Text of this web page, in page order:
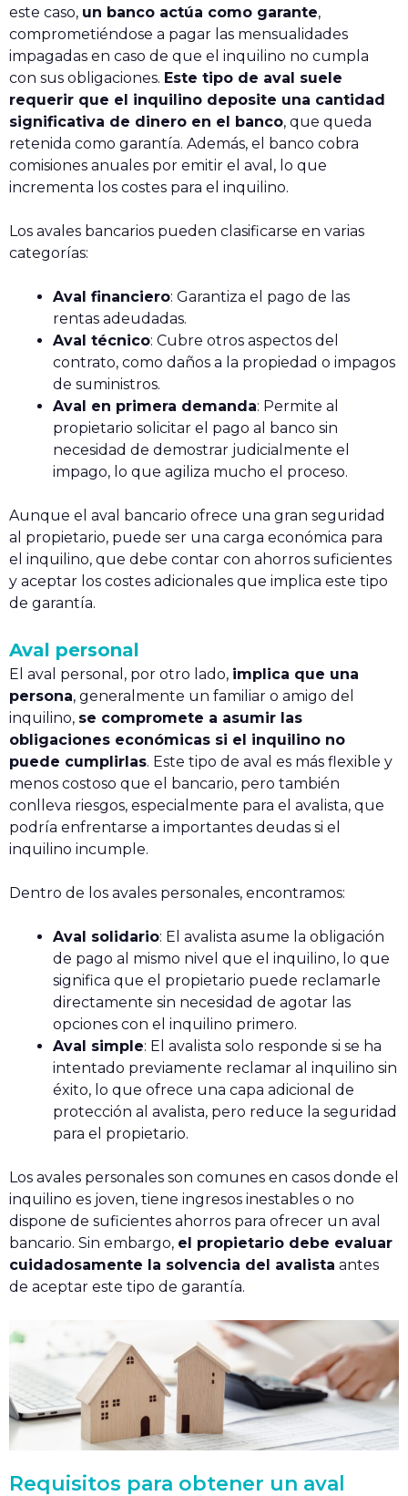
este caso, un banco actúa como garante,
comprometiéndose a pagar las mensualidades
impagadas en caso de que el inquilino no cumpla
con sus obligaciones. Este tipo de aval suele
requerir que el inquilino deposite una cantidad
significativa de dinero en el banco, que queda
retenida como garantía. Además, el banco cobra
comisiones anuales por emitir el aval, lo que
incrementa los costes para el inquilino.
Los avales bancarios pueden clasificarse en varias
categorías:
Aval financiero: Garantiza el pago de las
rentas adeudadas.
Aval técnico: Cubre otros aspectos del
contrato, como daños a la propiedad o impagos
de suministros.
Aval en primera demanda: Permite al
propietario solicitar el pago al banco sin
necesidad de demostrar judicialmente el
impago, lo que agiliza mucho el proceso.
Aunque el aval bancario ofrece una gran seguridad
al propietario, puede ser una carga económica para
el inquilino, que debe contar con ahorros suficientes
y aceptar los costes adicionales que implica este tipo
de garantía.
Aval personal
El aval personal, por otro lado, implica que una
persona, generalmente un familiar o amigo del
inquilino, se compromete a asumir las
obligaciones económicas si el inquilino no
puede cumplirlas. Este tipo de aval es más flexible y
menos costoso que el bancario, pero también
conlleva riesgos, especialmente para el avalista, que
podría enfrentarse a importantes deudas si el
inquilino incumple.
Dentro de los avales personales, encontramos:
Aval solidario: El avalista asume la obligación
de pago al mismo nivel que el inquilino, lo que
significa que el propietario puede reclamarle
directamente sin necesidad de agotar las
opciones con el inquilino primero.
Aval simple: El avalista solo responde si se ha
intentado previamente reclamar al inquilino sin
éxito, lo que ofrece una capa adicional de
protección al avalista, pero reduce la seguridad
para el propietario.
Los avales personales son comunes en casos donde el
inquilino es joven, tiene ingresos inestables o no
dispone de suficientes ahorros para ofrecer un aval
bancario. Sin embargo, el propietario debe evaluar
cuidadosamente la solvencia del avalista antes
de aceptar este tipo de garantía.
Requisitos para obtener un aval